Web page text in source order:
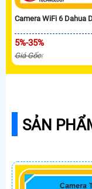
Camera WiFi 6 Dahua
5%-35%
Giá Gốc:
SẢN